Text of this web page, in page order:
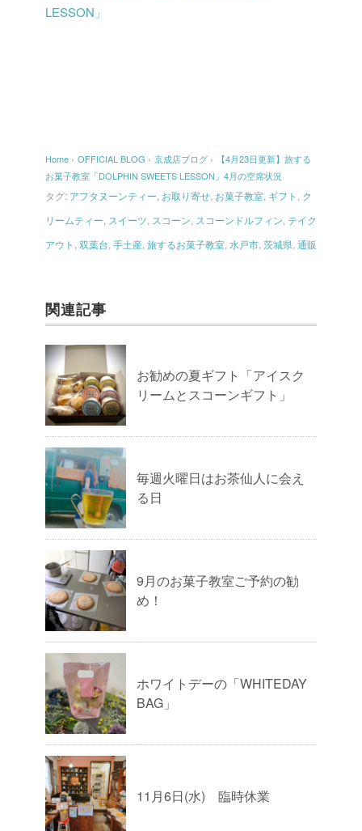
LESSON」
Home › OFFICIAL BLOG › 京成店ブログ ›
【4月23日更新】旅する
お菓子教室「DOLPHIN SWEETS LESSON」4月の空席状況
タグ: アフタヌーンティー お取り寄せ お菓子教室 ギフト ク
リームティー スイーツ スコーン スコーンドルフィン テイク
アウト 双葉台 手土産 旅するお菓子教室 水戸市 茨城県 通販
関連記事
お勧めの夏ギフト「アイスク
リームとスコーンギフト」
毎週火曜日はお茶仙人に会え
る日
9月のお菓子教室ご予約の勧
め！
ホワイトデーの「WHITEDAY
BAG」
11月6日(水) 臨時休業